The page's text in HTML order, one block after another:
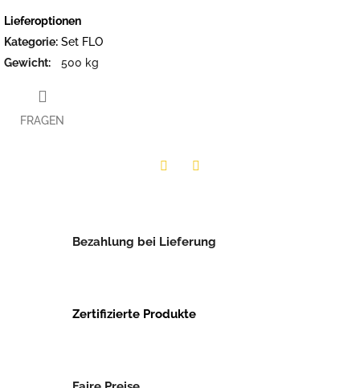
Lieferoptionen
Kategorie: Set FLO
Gewicht: 500 kg
FRAGEN
Bezahlung bei Lieferung
Zertifizierte Produkte